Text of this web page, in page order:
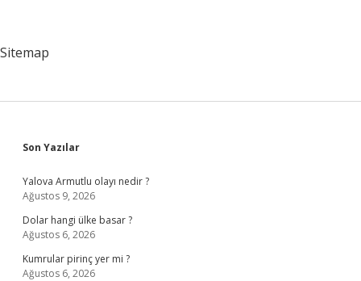
Sitemap
Sidebar
Son Yazılar
Yalova Armutlu olayı nedir ?
Ağustos 9, 2026
Dolar hangi ülke basar ?
Ağustos 6, 2026
Kumrular pirinç yer mi ?
Ağustos 6, 2026